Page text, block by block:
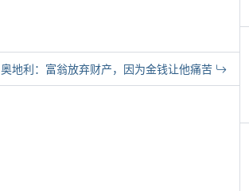
奥地利：富翁放弃财产，因为金钱让他痛苦